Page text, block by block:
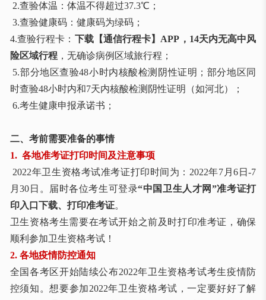
2.查验体温：体温不得超过37.3℃；
3.查验健康码：健康码为绿码；
4.查验行程卡： 下载【通信行程卡】APP，14天内无高中风
险区域行程，无确诊病例区域旅行程；
5.部分地区查验48小时内核酸检测阴性证明；部分地区同
时查验48小时内和7天内核酸检测阴性证明（如河北）；
6.考生健康申报承诺书；
二、考前需要准备的事情
1. 各地准考证打印时间及注意事项
2022年卫生资格考试准考证打印时间为：2022年7月6日-7
月30日。届时各位考生可登录“中国卫生人才网”准考证打
印入口下载、打印准考证。
卫生资格考生需要在考试开始之前及时打印准考证，确保
顺利参加卫生资格考试！
2. 各地疫情防控通知
全国各考区开始陆续公布2022年卫生资格考试考生疫情防
控须知。想要参加2022年卫生资格考试，一定要好好了解